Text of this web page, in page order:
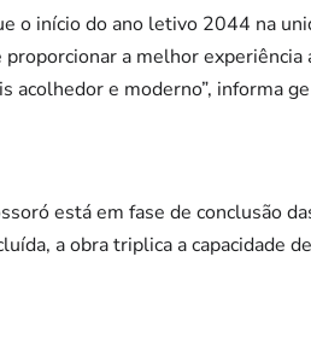
o início do ano letivo 2044 na
proporcionar a melhor
acolhedor e moderno”, informa
está em fase de conclusão
a obra triplica a capacidade